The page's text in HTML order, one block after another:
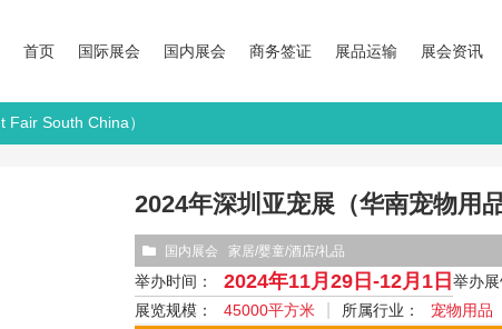
首页 国际展会 国内展会 商务签证 展品运输 展会资讯
South China）
2024年深圳亚宠展（华南宠物用
国内展会 家居/婴童/酒店/礼品
举办时间： 2024年11月29日-12月1日举办展
展览规模：
45000平方米 所属行业： 宠物用品